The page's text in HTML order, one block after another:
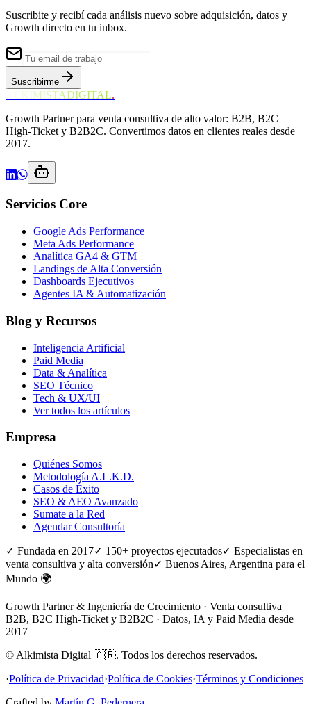
Suscribite y recibí cada análisis nuevo sobre adquisición, datos y
Growth directo en tu inbox.
Suscribirme
ALKIMISTADIGITAL.
Growth Partner para venta consultiva de alto valor: B2B, B2C
High-Ticket y B2B2C. Convertimos datos en clientes reales desde
2017.
Servicios Core
Google Ads Performance
Meta Ads Performance
Analítica GA4 & GTM
Landings de Alta Conversión
Dashboards Ejecutivos
Agentes IA & Automatización
Blog y Recursos
Inteligencia Artificial
Paid Media
Data & Analítica
SEO Técnico
Tech & UX/UI
Ver todos los artículos
Empresa
Quiénes Somos
Metodología A.L.K.D.
Casos de Éxito
SEO & AEO Avanzado
Sumate a la Red
Agendar Consultoría
✓ Fundada en 2017✓ 150+ proyectos ejecutados✓ Especialistas en
venta consultiva y alta conversión✓ Buenos Aires, Argentina para el
Mundo 🌍
Growth Partner & Ingeniería de Crecimiento · Venta consultiva
B2B, B2C High-Ticket y B2B2C · Datos, IA y Paid Media desde
2017
© Alkimista Digital 🇦🇷. Todos los derechos reservados.
·Política de Privacidad·Política de Cookies·Términos y Condiciones